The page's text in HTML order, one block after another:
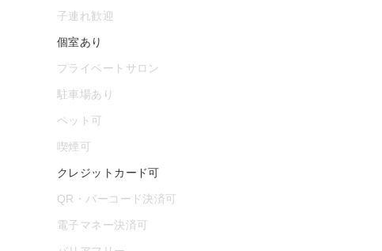
子連れ歓迎
個室あり
プライベートサロン
駐車場あり
ペット可
喫煙可
クレジットカード可
QR・バーコード決済可
電子マネー決済可